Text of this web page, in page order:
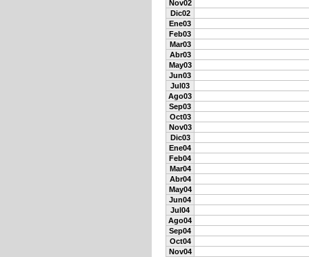
Nov02
Dic02
Ene03
Feb03
Mar03
Abr03
May03
Jun03
Jul03
Ago03
Sep03
Oct03
Nov03
Dic03
Ene04
Feb04
Mar04
Abr04
May04
Jun04
Jul04
Ago04
Sep04
Oct04
Nov04